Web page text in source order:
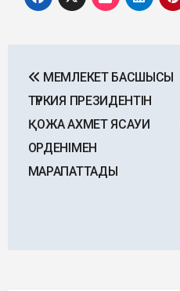
navigation
МЕМЛЕКЕТ БАСШЫСЫ
ТҮРКИЯ ПРЕЗИДЕНТІН
ҚОЖА АХМЕТ ЯСАУИ
ОРДЕНІМЕН
МАРАПАТТАДЫ